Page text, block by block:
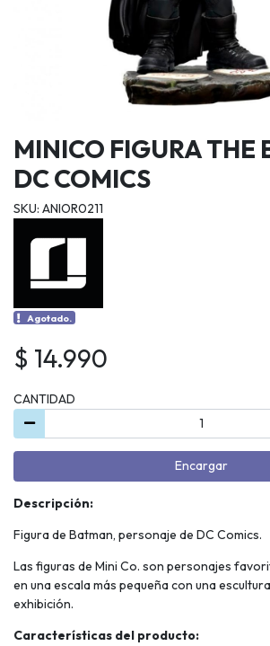
MINICO FIGURA THE
DC COMICS
SKU: ANIOR0211
Agotado.
$ 14.990
CANTIDAD
Encargar
Descripción:
Figura de Batman, personaje de DC Comics.
Las figuras de Mini Co. son personajes
en una escala más pequeña con una
exhibición.
Características del producto: